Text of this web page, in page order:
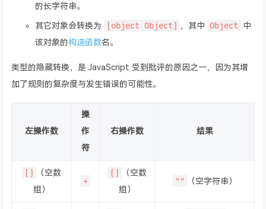
的长字符串。
其它对象会转换为 [object Object] ，其中 Object
中
该对象的构造函数名。
类型的隐藏转换，是 JavaScript 受到批评的原因之一，因为其增
加了规则的复杂度与发生错误的可能性。
左操作数
操
作
符
右操作数 结果
[]
（空数
组）
+
[]
（空数
组）
"" （空字符串）